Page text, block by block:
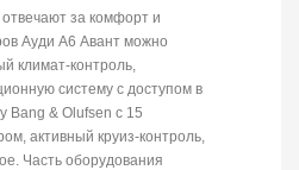
за комфорт и
Ауди А6 Авант можно
климат-контроль,
систему с доступом в
Bang & Olufsen с 15
активный круиз-контроль,
Часть оборудования